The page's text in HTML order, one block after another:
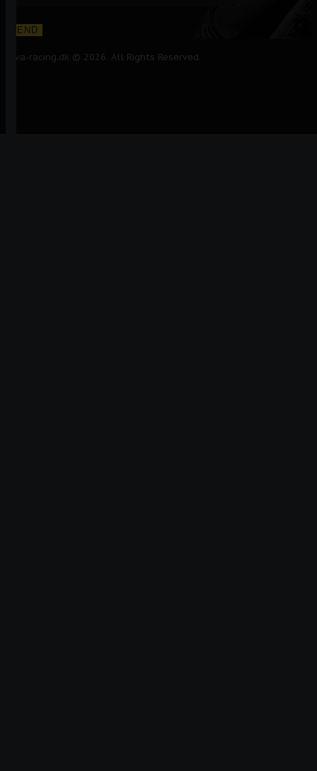
Alva-racing.dk © 2026. All Rights Reserved.